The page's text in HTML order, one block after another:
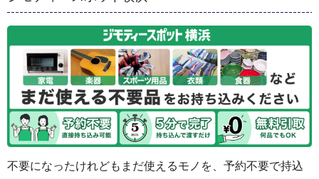
不要になったけれどもまだ使えるモノを、予約不要で持込